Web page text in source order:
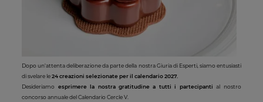
Dopo un'attenta deliberazione da parte della nostra Giuria di Esperti, siamo entusiasti
di svelare le24 creazioni selezionate per il calendario 2027.​
Desideriamo esprimere la nostra gratitudine a tutti i partecipanti al nostro
concorso annuale del Calendario Cercle V.